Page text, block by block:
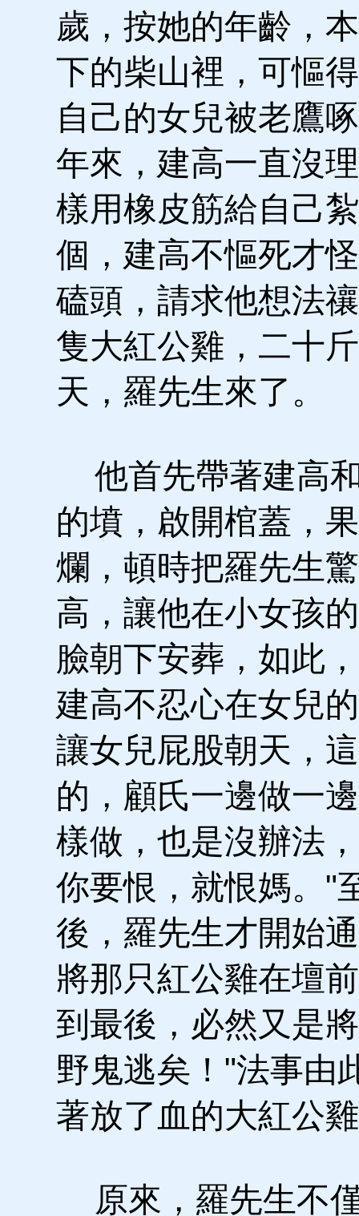
歲，按她的年齡，
下的柴山裡，可慪
自己的女兒被老鷹
年來，建高一直沒
樣用橡皮筋給自己
個，建高不慪死才
磕頭，請求他想法
隻大紅公雞，二十
天，羅先生來了。
他首先帶著建高
的墳，啟開棺蓋，
爛，頓時把羅先生
高，讓他在小女孩
臉朝下安葬，如此
建高不忍心在女兒
讓女兒屁股朝天，
的，顧氏一邊做一
樣做，也是沒辦法
你要恨，就恨媽。"
後，羅先生才開始
將那只紅公雞在壇
到最後，必然又是
野鬼逃矣！"法事由
著放了血的大紅公
原來，羅先生不